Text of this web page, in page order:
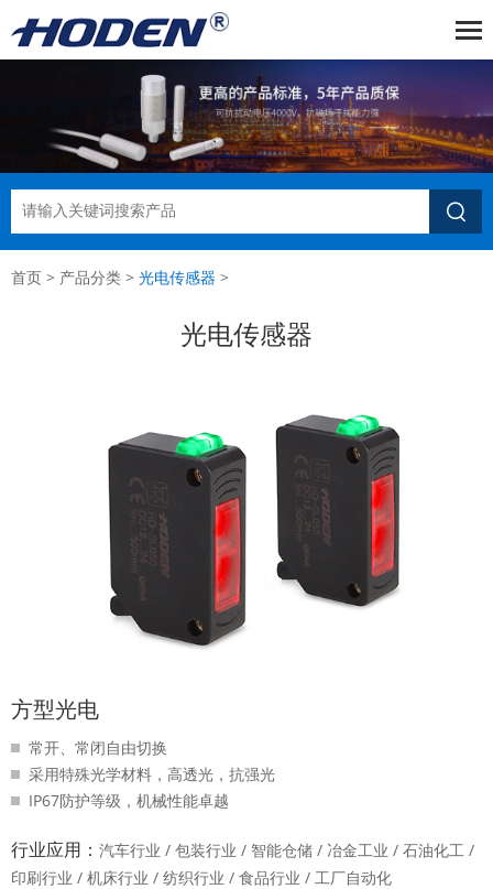

首页 > 产品分类 > 光电传感器 >
光电传感器
方型光电
常开、常闭自由切换
采用特殊光学材料，高透光，抗强光
IP67防护等级，机械性能卓越
行业应用： 汽车行业 / 包装行业 / 智能仓储 / 冶金工业 / 石油化工 /
印刷行业 / 机床行业 / 纺织行业 / 食品行业 / 工厂自动化